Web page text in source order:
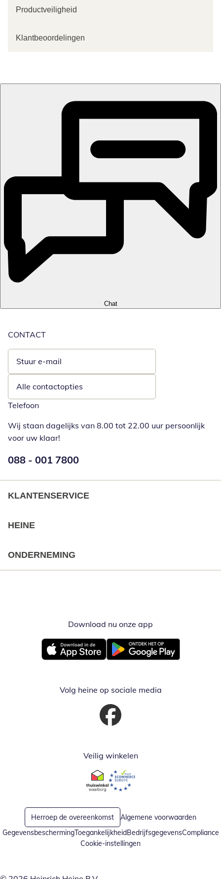
Productveiligheid
Klantbeoordelingen
Chat
CONTACT
Stuur e-mail
Opent e-mailclient
Alle contactopties
Telefoon
Wij staan dagelijks van 8.00 tot 22.00 uur persoonlijk
voor uw klaar!
Telefoonnummer:
088 - 001 7800
KLANTENSERVICE
HEINE
ONDERNEMING
Download nu onze app
Opent in nieuw vensterOpent in nieuw venster
Volg heine op sociale media
Opent in nieuw venster
Veilig winkelen
Opent in nieuw venster
Opent in nieuw venster
Herroep de overeenkomst
Algemene voorwaarden
GegevensbeschermingToegankelijkheidBedrijfsgegevensCompliance
Cookie-instellingen